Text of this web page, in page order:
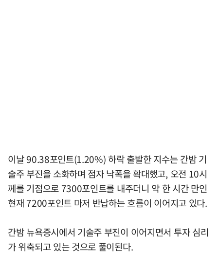
이날 90.38포인트(1.20%) 하락 출발한 지수는 간밤 기
술주 부진을 소화하며 점자 낙폭을 확대했고, 오전 10시
께를 기점으로 7300포인트를 내주더니 약 한 시간 만인
현재 7200포인트 마저 반납하는 흐름이 이어지고 있다.
간밤 뉴욕증시에서 기술주 부진이 이어지면서 투자 심리
가 위축되고 있는 것으로 풀이된다.